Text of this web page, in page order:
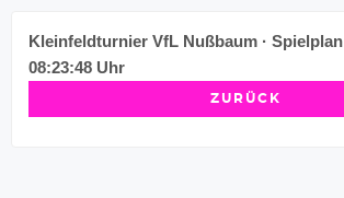
Kleinfeldturnier VfL Nußbaum · Spielplan
08:23:48 Uhr
ZURÜCK